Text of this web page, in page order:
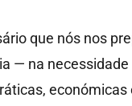
que nós nos
— na necessidade
económicas